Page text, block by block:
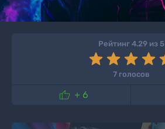
Рейтинг 4.29 из 5
7 голосов
 + 6